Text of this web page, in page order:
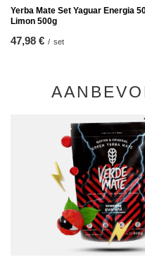
Yerba Mate Set Yaguar Energia
Limon 500g
47,98 € / set